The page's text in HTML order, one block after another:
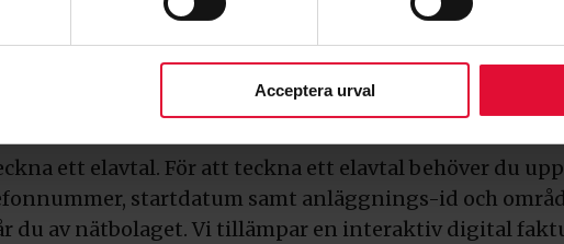
Acceptera urval
och elhandelsavtal ska tecknas av samma person.
MED 7H KRAFT
ett elavtal. För att teckna ett elavtal behöver du
startdatum samt anläggnings-id och
du av nätbolaget. Vi tillämpar en interaktiv digital